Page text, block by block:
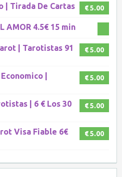
€ 5.00
| Tirada De Cartas
AMOR 4.5€ 15 min
€ 5.00
| Tarotistas 91
€ 5.00
|
€ 5.00
| 6 € Los 30
€ 5.00
Visa Fiable 6€